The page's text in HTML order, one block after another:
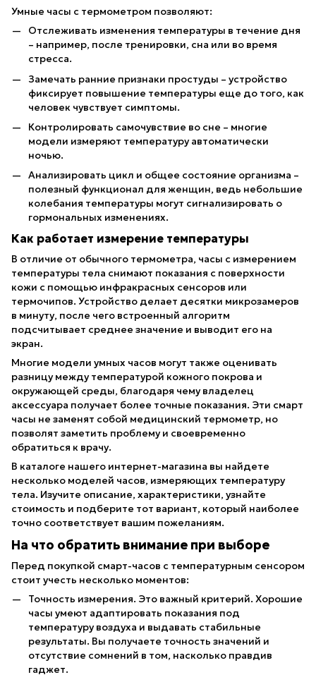
Умные часы с термометром позволяют:
Отслеживать изменения температуры в течение дня
– например, после тренировки, сна или во время
стресса.
Замечать ранние признаки простуды – устройство
фиксирует повышение температуры еще до того, как
человек чувствует симптомы.
Контролировать самочувствие во сне – многие
модели измеряют температуру автоматически
ночью.
Анализировать цикл и общее состояние организма –
полезный функционал для женщин, ведь небольшие
колебания температуры могут сигнализировать о
гормональных изменениях.
Как работает измерение температуры
В отличие от обычного термометра, часы с измерением
температуры тела снимают показания с поверхности
кожи с помощью инфракрасных сенсоров или
термочипов. Устройство делает десятки микрозамеров
в минуту, после чего встроенный алгоритм
подсчитывает среднее значение и выводит его на
экран.
Многие модели умных часов могут также оценивать
разницу между температурой кожного покрова и
окружающей среды, благодаря чему владелец
аксессуара получает более точные показания. Эти смарт
часы не заменят собой медицинский термометр, но
позволят заметить проблему и своевременно
обратиться к врачу.
В каталоге нашего интернет-магазина вы найдете
несколько моделей часов, измеряющих температуру
тела. Изучите описание, характеристики, узнайте
стоимость и подберите тот вариант, который наиболее
точно соответствует вашим пожеланиям.
На что обратить внимание при выборе
Перед покупкой смарт-часов с температурным сенсором
стоит учесть несколько моментов:
Точность измерения. Это важный критерий. Хорошие
часы умеют адаптировать показания под
температуру воздуха и выдавать стабильные
результаты. Вы получаете точность значений и
отсутствие сомнений в том, насколько правдив
гаджет.